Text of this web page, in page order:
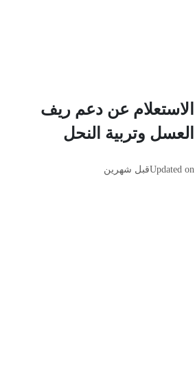
الاستعلام عن دعم ريف
العسل وتربية النحل
Updated onقبل شهرين